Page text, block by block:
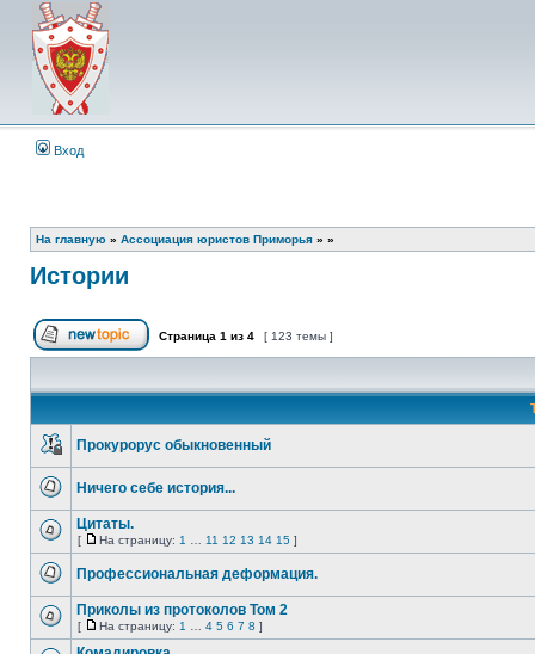
Вход
На главную » Ассоциация юристов Приморья » »
Истории
Начать новую тему
Страница 1 из 4 [ 123 темы ]
закрыта,
не
можете
редактировать
и
оставлять
сообщения
ней.
Прокурорус обыкновенный
непрочитанных
сообщений
Ничего себе история...
Нет
сообщений
Цитаты.
[
На
На страницу: 1 11 12 13 14 15 ]
непрочитанных
сообщений
Профессиональная деформация.
Нет
непрочитанных
Приколы из протоколов Том 2
[
На
страницу
На страницу: 1 4 5 6 7 8 ]